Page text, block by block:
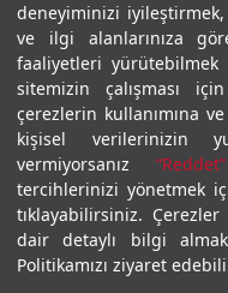
deneyiminizi
ve ilgi alanlarınıza
faaliyetleri
sitemizin çalışması
çerezlerin kullanımına
kişisel verilerinizin
vermiyorsanız “Reddet”
tercihlerinizi yönetmek
tıklayabilirsiniz.
dair detaylı bilgi
Politikamızı ziyaret
Gizlilik PolitikasıÇerez Politikası
© 2026